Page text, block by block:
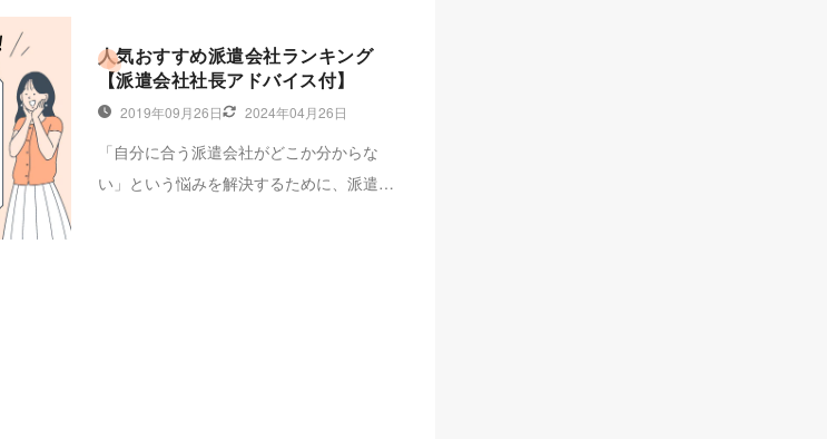
人気おすすめ派遣会社ランキング
【派遣会社社長アドバイス付】
2019年09月26日 2024年04月26日
「自分に合う派遣会社がどこか分からな
い」という悩みを解決するために、派遣会